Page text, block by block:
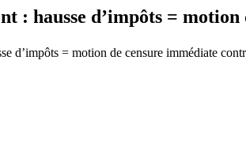
: hausse d’impôts =
d’impôts = motion de censure immédiate